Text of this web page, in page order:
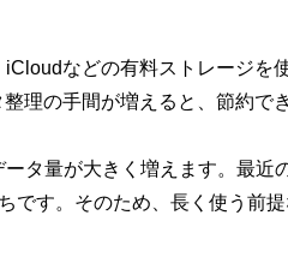
などの有料ストレージを
理の手間が増えると、節約で
タ量が大きく増えます。最近
です。そのため、長く使う前